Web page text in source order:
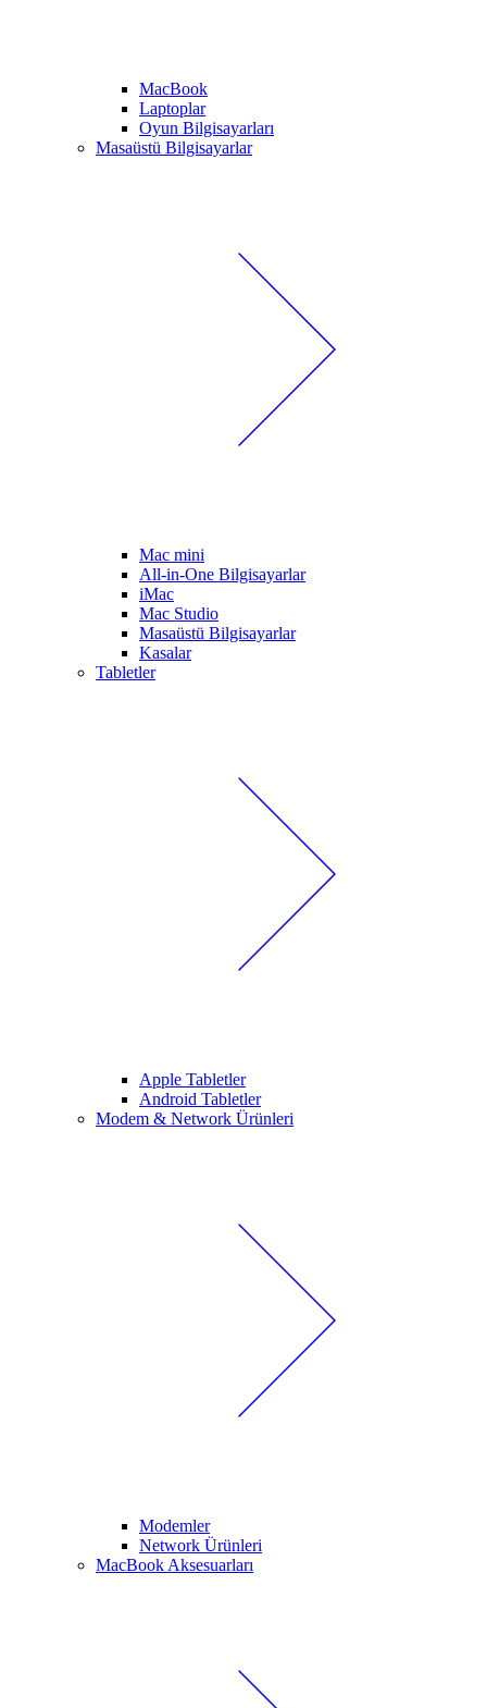
MacBook
Laptoplar
Oyun Bilgisayarları
Masaüstü Bilgisayarlar
Mac mini
All-in-One Bilgisayarlar
iMac
Mac Studio
Masaüstü Bilgisayarlar
Kasalar
Tabletler
Apple Tabletler
Android Tabletler
Modem & Network Ürünleri
Modemler
Network Ürünleri
MacBook Aksesuarları